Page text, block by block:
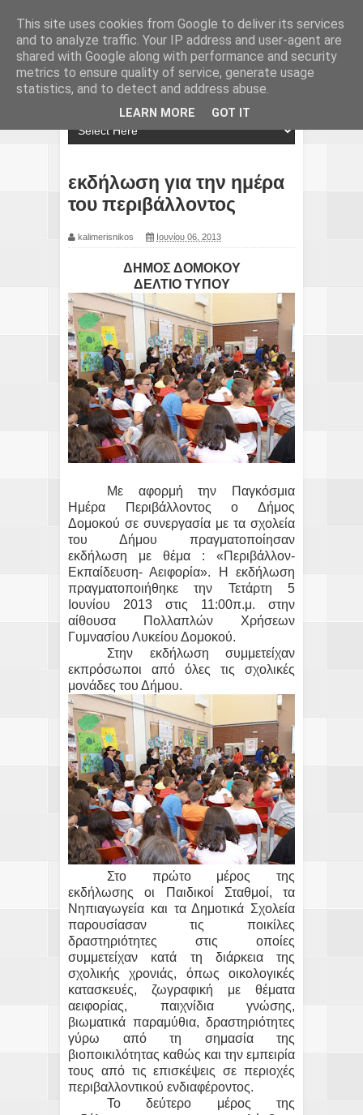
εκδήλωση για την ημέρα
του περιβάλλοντος
kalimerisnikos Ιουνίου 06, 2013
ΔΗΜΟΣ ΔΟΜΟΚΟΥ
ΔΕΛΤΙΟ ΤΥΠΟΥ
Με αφορμή την Παγκόσμια
Ημέρα Περιβάλλοντος ο Δήμος
Δομοκού σε συνεργασία με τα σχολεία
του Δήμου πραγματοποίησαν
εκδήλωση με θέμα : «Περιβάλλον-
Εκπαίδευση- Αειφορία». Η εκδήλωση
πραγματοποιήθηκε την Τετάρτη 5
Ιουνίου 2013 στις 11:00π.μ. στην
αίθουσα Πολλαπλών Χρήσεων
Γυμνασίου Λυκείου Δομοκού.
Στην εκδήλωση συμμετείχαν
εκπρόσωποι από όλες τις σχολικές
μονάδες του Δήμου.
Στο πρώτο μέρος της
εκδήλωσης οι Παιδικοί Σταθμοί, τα
Νηπιαγωγεία και τα Δημοτικά Σχολεία
παρουσίασαν τις ποικίλες
δραστηριότητες στις οποίες
συμμετείχαν κατά τη διάρκεια της
σχολικής χρονιάς, όπως οικολογικές
κατασκευές, ζωγραφική με θέματα
αειφορίας, παιχνίδια γνώσης,
βιωματικά παραμύθια, δραστηριότητες
γύρω από τη σημασία της
βιοποικιλότητας καθώς και την εμπειρία
τους από τις επισκέψεις σε περιοχές
περιβαλλοντικού ενδιαφέροντος.
Το δεύτερο μέρος της
This site uses cookies from Google to deliver its services
and to analyze traffic. Your IP address and user-agent are
shared with Google along with performance and security
metrics to ensure quality of service, generate usage
statistics, and to detect and address abuse.
LEARN MORE GOT IT